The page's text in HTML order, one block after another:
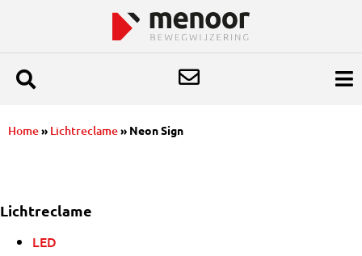
Home» Lichtreclame» Neon Sign
Lichtreclame
LED